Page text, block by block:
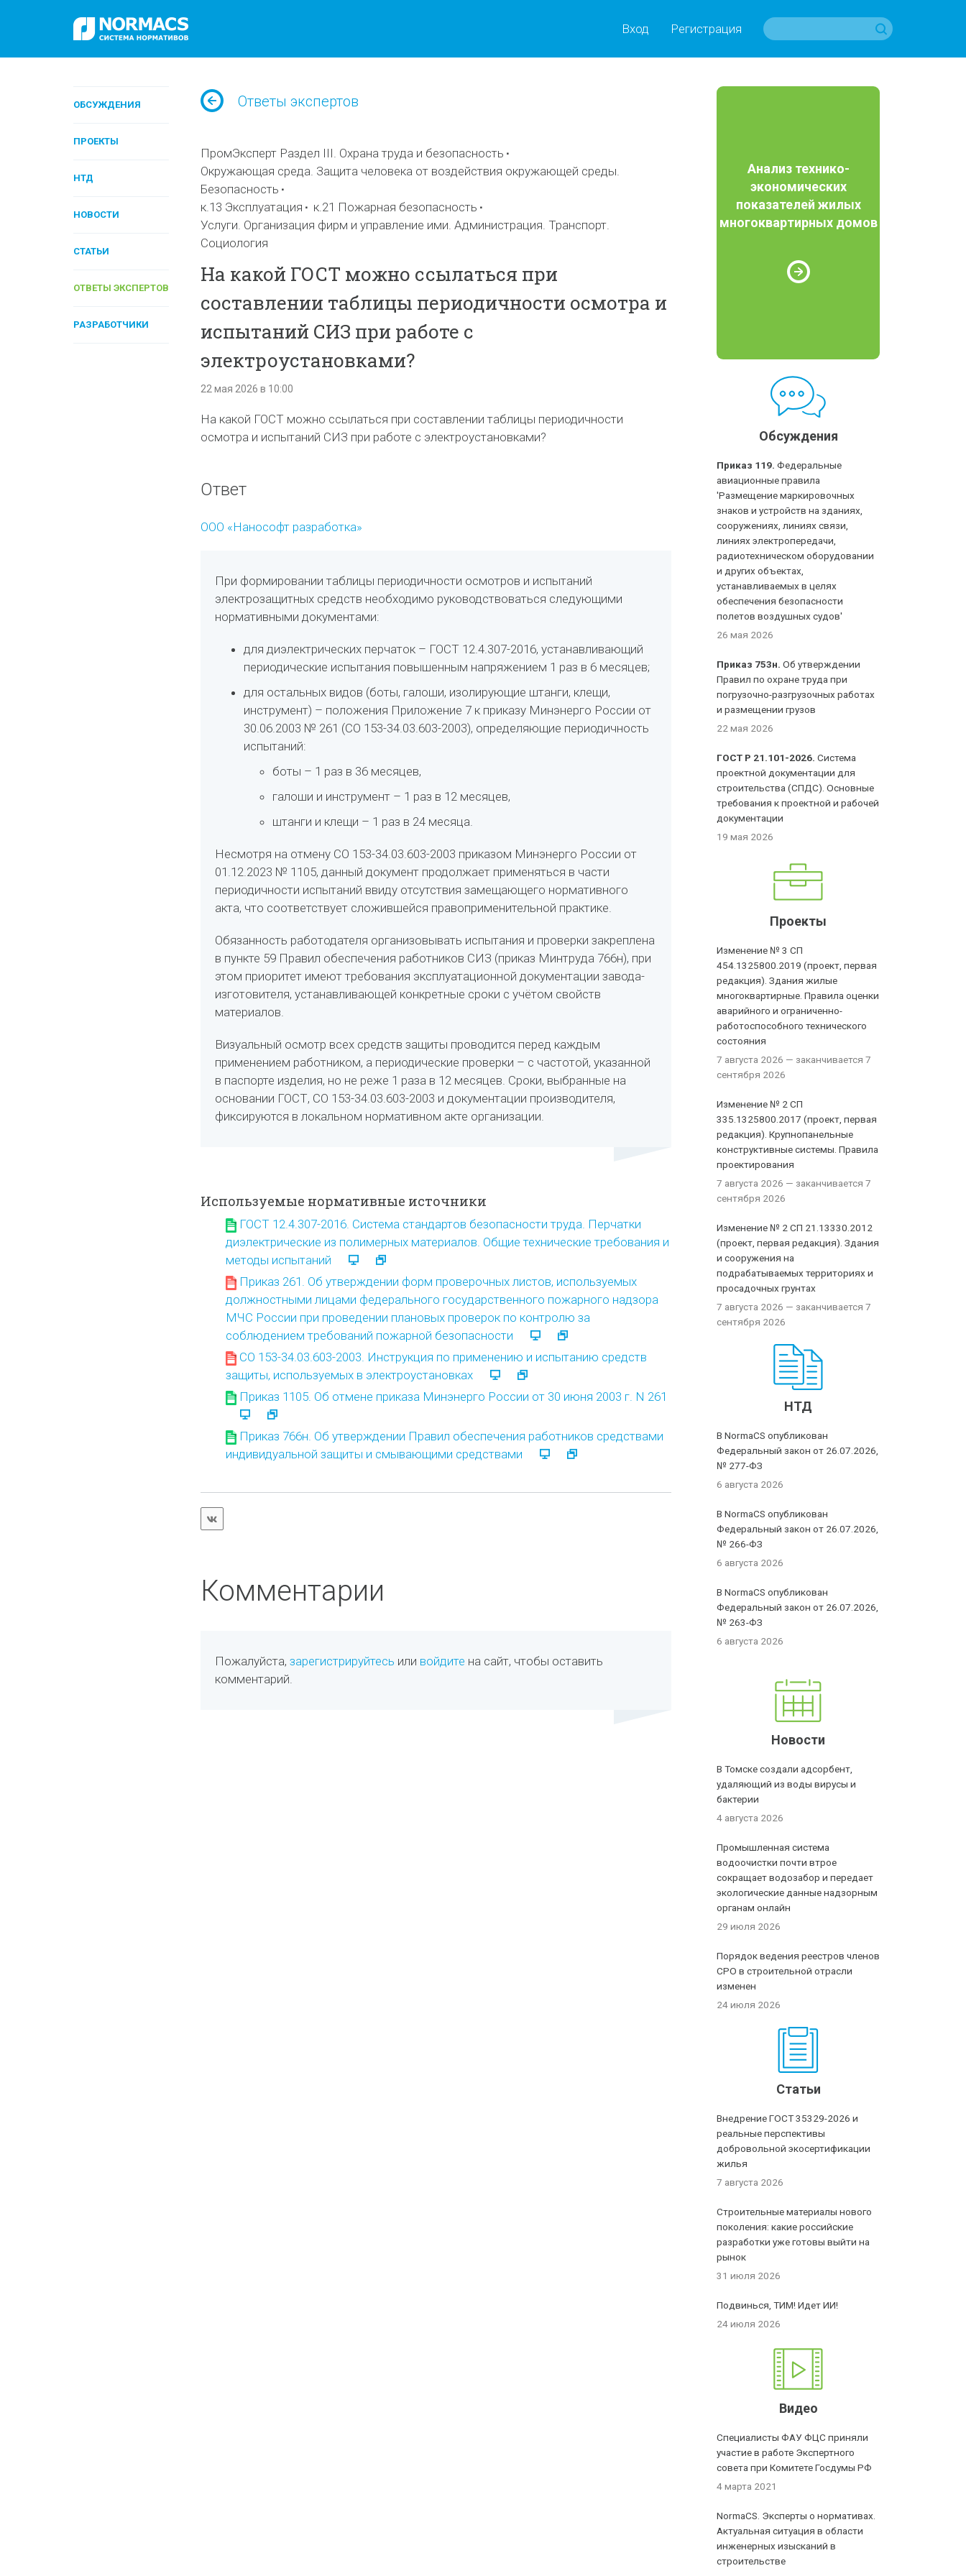
Вход Регистрация
ОБСУЖДЕНИЯ
ПРОЕКТЫ
НТД
НОВОСТИ
СТАТЬИ
ОТВЕТЫ ЭКСПЕРТОВ
РАЗРАБОТЧИКИ
Ответы экспертов
ПромЭксперт Раздел III. Охрана труда и безопасность
Окружающая среда. Защита человека от воздействия окружающей среды.
Безопасность
к.13 Эксплуатация
к.21 Пожарная безопасность
Услуги. Организация фирм и управление ими. Администрация. Транспорт.
Социология
На какой ГОСТ можно ссылаться при
составлении таблицы периодичности осмотра и
испытаний СИЗ при работе с
электроустановками?
22 мая 2026 в 10:00
На какой ГОСТ можно ссылаться при составлении таблицы периодичности
осмотра и испытаний СИЗ при работе с электроустановками?
Ответ
ООО «Нанософт разработка»
При формировании таблицы периодичности осмотров и испытаний
электрозащитных средств необходимо руководствоваться следующими
нормативными документами:
для диэлектрических перчаток – ГОСТ 12.4.307-2016, устанавливающий
периодические испытания повышенным напряжением 1 раз в 6 месяцев;
для остальных видов (боты, галоши, изолирующие штанги, клещи,
инструмент) – положения Приложение 7 к приказу Минэнерго России от
30.06.2003 № 261 (СО 153-34.03.603-2003), определяющие периодичность
испытаний:
боты – 1 раз в 36 месяцев,
галоши и инструмент – 1 раз в 12 месяцев,
штанги и клещи – 1 раз в 24 месяца.
Несмотря на отмену СО 153-34.03.603-2003 приказом Минэнерго России от
01.12.2023 № 1105, данный документ продолжает применяться в части
периодичности испытаний ввиду отсутствия замещающего нормативного
акта, что соответствует сложившейся правоприменительной практике.
Обязанность работодателя организовывать испытания и проверки закреплена
в пункте 59 Правил обеспечения работников СИЗ (приказ Минтруда 766н), при
этом приоритет имеют требования эксплуатационной документации завода-
изготовителя, устанавливающей конкретные сроки с учётом свойств
материалов.
Визуальный осмотр всех средств защиты проводится перед каждым
применением работником, а периодические проверки – с частотой, указанной
в паспорте изделия, но не реже 1 раза в 12 месяцев. Сроки, выбранные на
основании ГОСТ, СО 153-34.03.603-2003 и документации производителя,
фиксируются в локальном нормативном акте организации.
Используемые нормативные источники
ГОСТ 12.4.307-2016. Система стандартов безопасности труда. Перчатки
диэлектрические из полимерных материалов. Общие технические требования и
методы испытаний
Приказ 261. Об утверждении форм проверочных листов, используемых
должностными лицами федерального государственного пожарного надзора
МЧС России при проведении плановых проверок по контролю за
соблюдением требований пожарной безопасности
СО 153-34.03.603-2003. Инструкция по применению и испытанию средств
защиты, используемых в электроустановках
Приказ 1105. Об отмене приказа Минэнерго России от 30 июня 2003 г. N 261
Приказ 766н. Об утверждении Правил обеспечения работников средствами
индивидуальной защиты и смывающими средствами
Комментарии
Пожалуйста, зарегистрируйтесь или войдите на сайт, чтобы оставить
комментарий.
Анализ технико-
экономических
показателей жилых
многоквартирных домов
Обсуждения
Приказ 119. Федеральные
авиационные правила
'Размещение маркировочных
знаков и устройств на зданиях,
сооружениях, линиях связи,
линиях электропередачи,
радиотехническом оборудовании
и других объектах,
устанавливаемых в целях
обеспечения безопасности
полетов воздушных судов'
26 мая 2026
Приказ 753н. Об утверждении
Правил по охране труда при
погрузочно-разгрузочных работах
и размещении грузов
22 мая 2026
ГОСТ Р 21.101-2026. Система
проектной документации для
строительства (СПДС). Основные
требования к проектной и рабочей
документации
19 мая 2026
Проекты
Изменение № 3 СП
454.1325800.2019 (проект, первая
редакция). Здания жилые
многоквартирные. Правила оценки
аварийного и ограниченно-
работоспособного технического
состояния
7 августа 2026 — заканчивается 7
сентября 2026
Изменение № 2 СП
335.1325800.2017 (проект, первая
редакция). Крупнопанельные
конструктивные системы. Правила
проектирования
7 августа 2026 — заканчивается 7
сентября 2026
Изменение № 2 СП 21.13330.2012
(проект, первая редакция). Здания
и сооружения на
подрабатываемых территориях и
просадочных грунтах
7 августа 2026 — заканчивается 7
сентября 2026
НТД
В NormaCS опубликован
Федеральный закон от 26.07.2026,
№ 277-ФЗ
6 августа 2026
В NormaCS опубликован
Федеральный закон от 26.07.2026,
№ 266-ФЗ
6 августа 2026
В NormaCS опубликован
Федеральный закон от 26.07.2026,
№ 263-ФЗ
6 августа 2026
Новости
В Томске создали адсорбент,
удаляющий из воды вирусы и
бактерии
4 августа 2026
Промышленная система
водоочистки почти втрое
сокращает водозабор и передает
экологические данные надзорным
органам онлайн
29 июля 2026
Порядок ведения реестров членов
СРО в строительной отрасли
изменен
24 июля 2026
Статьи
Внедрение ГОСТ 35329-2026 и
реальные перспективы
добровольной экосертификации
жилья
7 августа 2026
Строительные материалы нового
поколения: какие российские
разработки уже готовы выйти на
рынок
31 июля 2026
Подвинься, ТИМ! Идет ИИ!
24 июля 2026
Видео
Специалисты ФАУ ФЦС приняли
участие в работе Экспертного
совета при Комитете Госдумы РФ
4 марта 2021
NormaCS. Эксперты о нормативах.
Актуальная ситуация в области
инженерных изысканий в
строительстве